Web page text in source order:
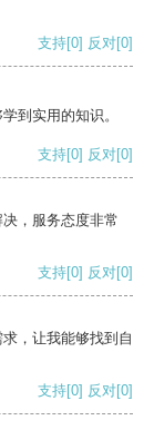
支持[0] 反对[0]
到实用的知识。
支持[0] 反对[0]
，服务态度非常
支持[0] 反对[0]
，让我能够找到自
支持[0] 反对[0]